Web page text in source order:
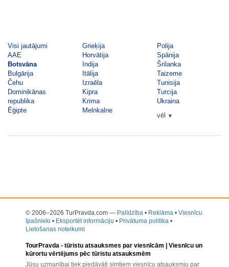
Visi jautājumi
AAE
Botsvāna
Bulgārija
Čehu
Dominikānas
republika
Ēģipte
Grieķija
Horvātija
Indija
Itālija
Izraēla
Kipra
Krima
Melnkalne
Polija
Spānija
Šrilanka
Taizeme
Tunisija
Turcija
Ukraina
vēl
▼
© 2006–2026 TurPravda.com — Palīdzība • Reklāma • Viesnīcu
īpašnieki • Eksportēt informāciju • Privātuma politika •
Lietošanas noteikumi
TourPravda - tūristu atsauksmes par viesnīcām | Viesnīcu un
kūrortu vērtējums pēc tūristu atsauksmēm
Jūsu uzmanībai tiek piedāvāti simtiem viesnīcu atsauksmju par